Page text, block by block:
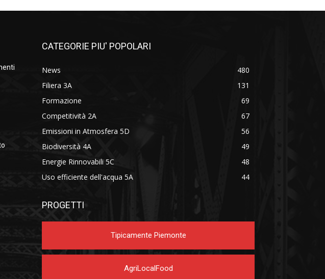
CATEGORIE PIU' POPOLARI
News
480
Filiera 3A
131
Formazione
69
Competitività 2A
67
Emissioni in Atmosfera 5D
56
Biodiversità 4A
49
Energie Rinnovabili 5C
48
Uso efficiente dell'acqua 5A
44
PROGETTI
Tipicamente Piemonte
AgriLocalFood